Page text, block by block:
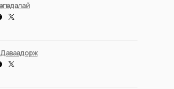
Даваадорж